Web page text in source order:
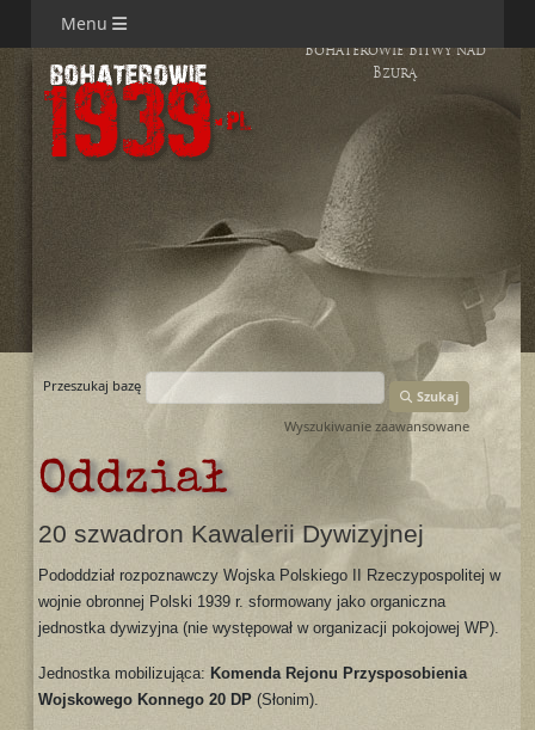
Menu
Bohaterowie Bitwy nad
Bzurą
Przeszukaj bazę
Szukaj
Wyszukiwanie zaawansowane
Oddział
20 szwadron Kawalerii Dywizyjnej
Pododdział rozpoznawczy Wojska Polskiego II Rzeczypospolitej w
wojnie obronnej Polski 1939 r. sformowany jako organiczna
jednostka dywizyjna (nie występował w organizacji pokojowej WP).
Jednostka mobilizująca: Komenda Rejonu Przysposobienia
Wojskowego Konnego 20 DP (Słonim).